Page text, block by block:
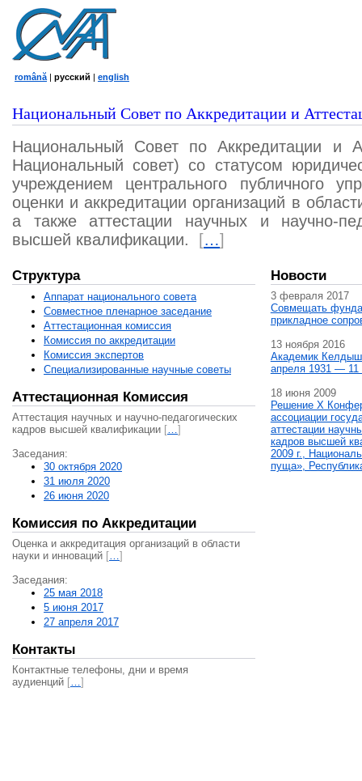
română | русский | english
Национальный Совет по Аккредитации и
Национальный Совет по Аккредитации и
Национальный совет) со статусом
учреждением центрального публичного
оценки и аккредитации организаций в
а также аттестации научных и научно-
высшей квалификации.
[…]
Структура
Аппарат национального совета
Совместное пленарное заседание
Аттестационная комисcия
Комиссия по аккредитации
Комиссия экспертов
Специализированные научные советы
Аттестационная Комиссия
Аттестация научных и научно-педагогических
кадров высшей квалификации […]
Заседания:
30 октября 2020
31 июля 2020
26 июня 2020
Комиссия по Аккредитации
Оценка и аккредитация организаций в области
науки и инноваций […]
Заседания:
25 мая 2018
5 июня 2017
27 апреля 2017
Контакты
Контактные телефоны, дни и время
аудиенций […]
Новости
3 февраля 2017
Совмещать
прикладное
13 ноября 2016
Академик
апреля 1931 — 11
18 июня 2009
Решение X
ассоциации
аттестации
кадров высшей
2009 г.,
пуща»,